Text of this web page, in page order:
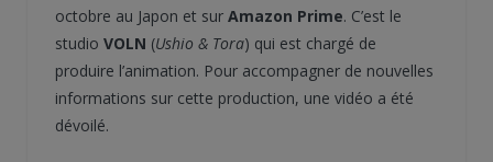
octobre au Japon et sur Amazon Prime. C’est le
studio VOLN (Ushio & Tora) qui est chargé de
produire l’animation. Pour accompagner de nouvelles
informations sur cette production, une vidéo a été
dévoilé.